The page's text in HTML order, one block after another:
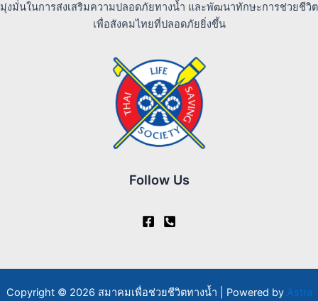
มุ่งมั่นในการส่งเสริมความปลอดภัยทางน้ำ และพัฒนาทักษะการช่วยชีวิต
เพื่อสังคมไทยที่ปลอดภัยยิ่งขึ้น
Follow Us
Copyright © 2026 สมาคมเพื่อช่วยชีวิตทางน้ำ | Powered by Astra